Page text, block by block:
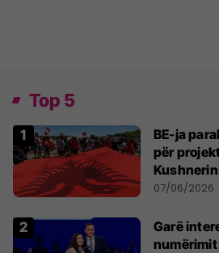
Top 5
BE-ja
për
Kushnerin
07/06/2026
Garë
numërimit